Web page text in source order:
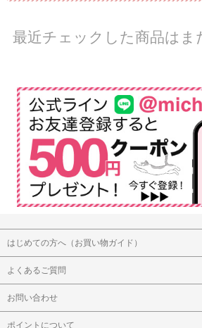
最近チェックした商品はま
はじめての方へ（お買い物ガイド）
よくあるご質問
お問い合わせ
ポイントについて